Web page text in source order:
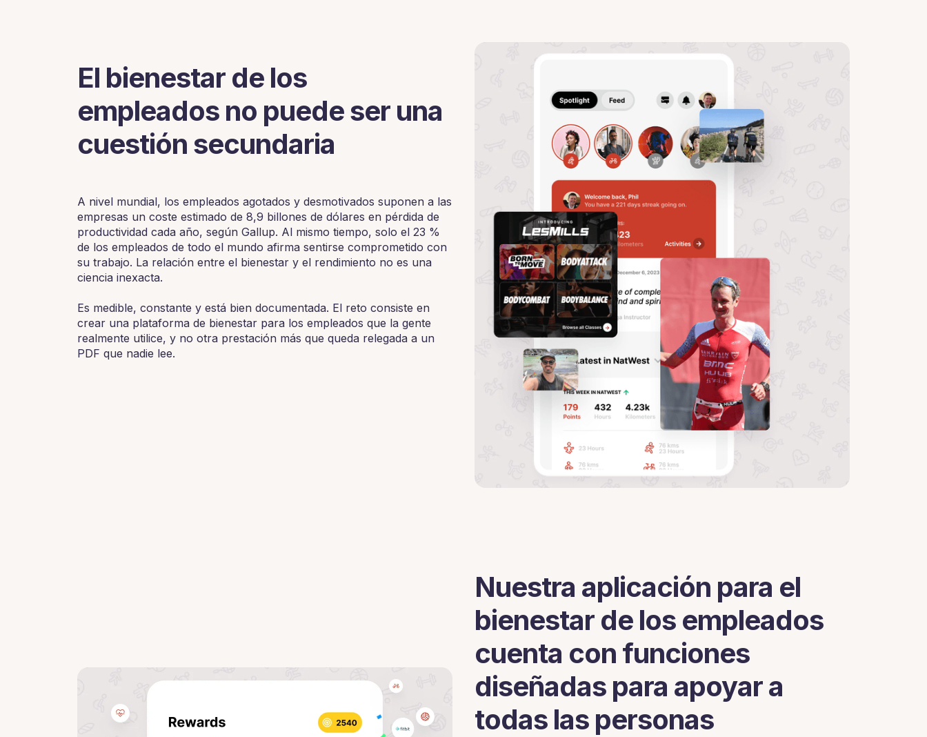
El bienestar de los
empleados no puede ser una
cuestión secundaria
A nivel mundial, los empleados agotados y desmotivados suponen a las
empresas un coste estimado de 8,9 billones de dólares en pérdida de
productividad cada año, según Gallup. Al mismo tiempo, solo el 23 %
de los empleados de todo el mundo afirma sentirse comprometido con
su trabajo. La relación entre el bienestar y el rendimiento no es una
ciencia inexacta.
Es medible, constante y está bien documentada. El reto consiste en
crear una plataforma de bienestar para los empleados que la gente
realmente utilice, y no otra prestación más que queda relegada a un
PDF que nadie lee.
Nuestra aplicación para el
bienestar de los empleados
cuenta con funciones
diseñadas para apoyar a
todas las personas